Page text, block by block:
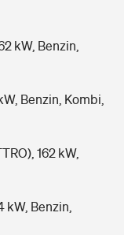
kW, Benzin,
Benzin, Kombi,
162 kW,
kW, Benzin,